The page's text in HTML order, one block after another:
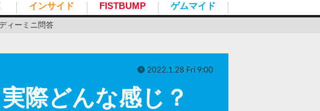
ィーミニ問答
インサイド FISTBUMP ゲムマイド
際どんな感じ？
2022.1.28 Fri 9:00